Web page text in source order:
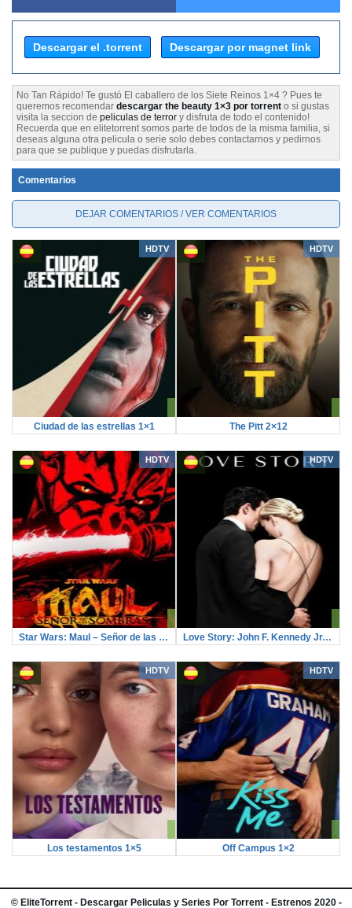
Descargar el .torrent Descargar por magnet link
No Tan Rápido! Te gustó El caballero de los Siete Reinos 1×4 ? Pues te
queremos recomendar descargar the beauty 1×3 por torrent o si gustas
visita la seccion de peliculas de terror y disfruta de todo el contenido!
Recuerda que en elitetorrent somos parte de todos de la misma familia, si
deseas alguna otra pelicula o serie solo debes contactarnos y pedirnos
para que se publique y puedas disfrutarla.
Comentarios
DEJAR COMENTARIOS / VER COMENTARIOS
HDTV
Ciudad de las estrellas 1×1
HDTV
The Pitt 2×12
HDTV
Star Wars: Maul – Señor de las sombras 1×4
HDTV
Love Story: John F. Kennedy Jr. y Carolyn Bessette 1×8
HDTV
Los testamentos 1×5
HDTV
Off Campus 1×2
© EliteTorrent- Descargar Peliculas y Series Por Torrent - Estrenos 2020 -